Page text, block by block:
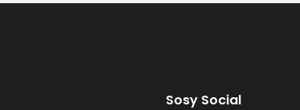
Sosy Social